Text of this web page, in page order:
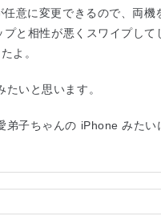
意に変更できるので、両機
と相性が悪くスワイプして
よ。
いと思います。
弟子ちゃんの iPhone みたい